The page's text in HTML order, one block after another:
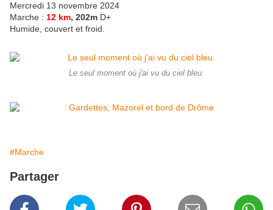
Mercredi 13 novembre 2024
Marche : 12 km, 202m D+
Humide, couvert et froid.
Le seul moment où j'ai vu du ciel bleu.
#Marche
Partager